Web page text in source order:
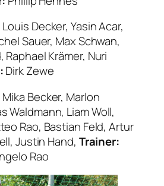
Louis Decker, Yasin Acar,
Sauer, Max Schwan,
Krämer, Nuri
Dirk Zewe
Mika Becker, Marlon
Waldmann, Liam Woll,
Rao, Bastian Feld, Artur
Justin Hand, Trainer:
Rao